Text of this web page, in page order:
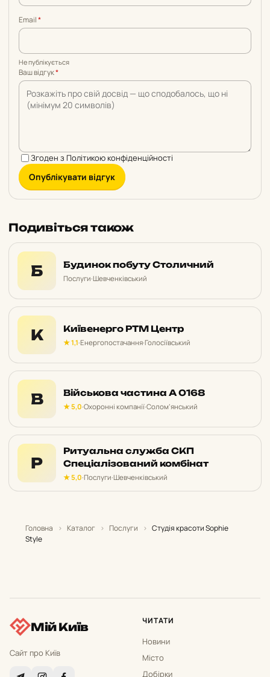
Email*
Не публікується
Ваш відгук*
Згоден з Політикою конфіденційності
Опублікувати відгук
Подивіться також
Б Будинок побуту Столичний
Послуги·Шевченківський
К Київенерго РТМ Центр
★ 1,1·Енергопостачання·Голосіївський
В Військова частина А 0168
★ 5,0·Охоронні компанії·Солом’янський
Р
Ритуальна служба СКП
Спеціалізований комбінат
★ 5,0·Послуги·Шевченківський
Головна › Каталог › Послуги › Студія красоти Sophie
Style
Мій Київ
Сайт про Київ
ЧИТАТИ
Новини
Місто
Добірки